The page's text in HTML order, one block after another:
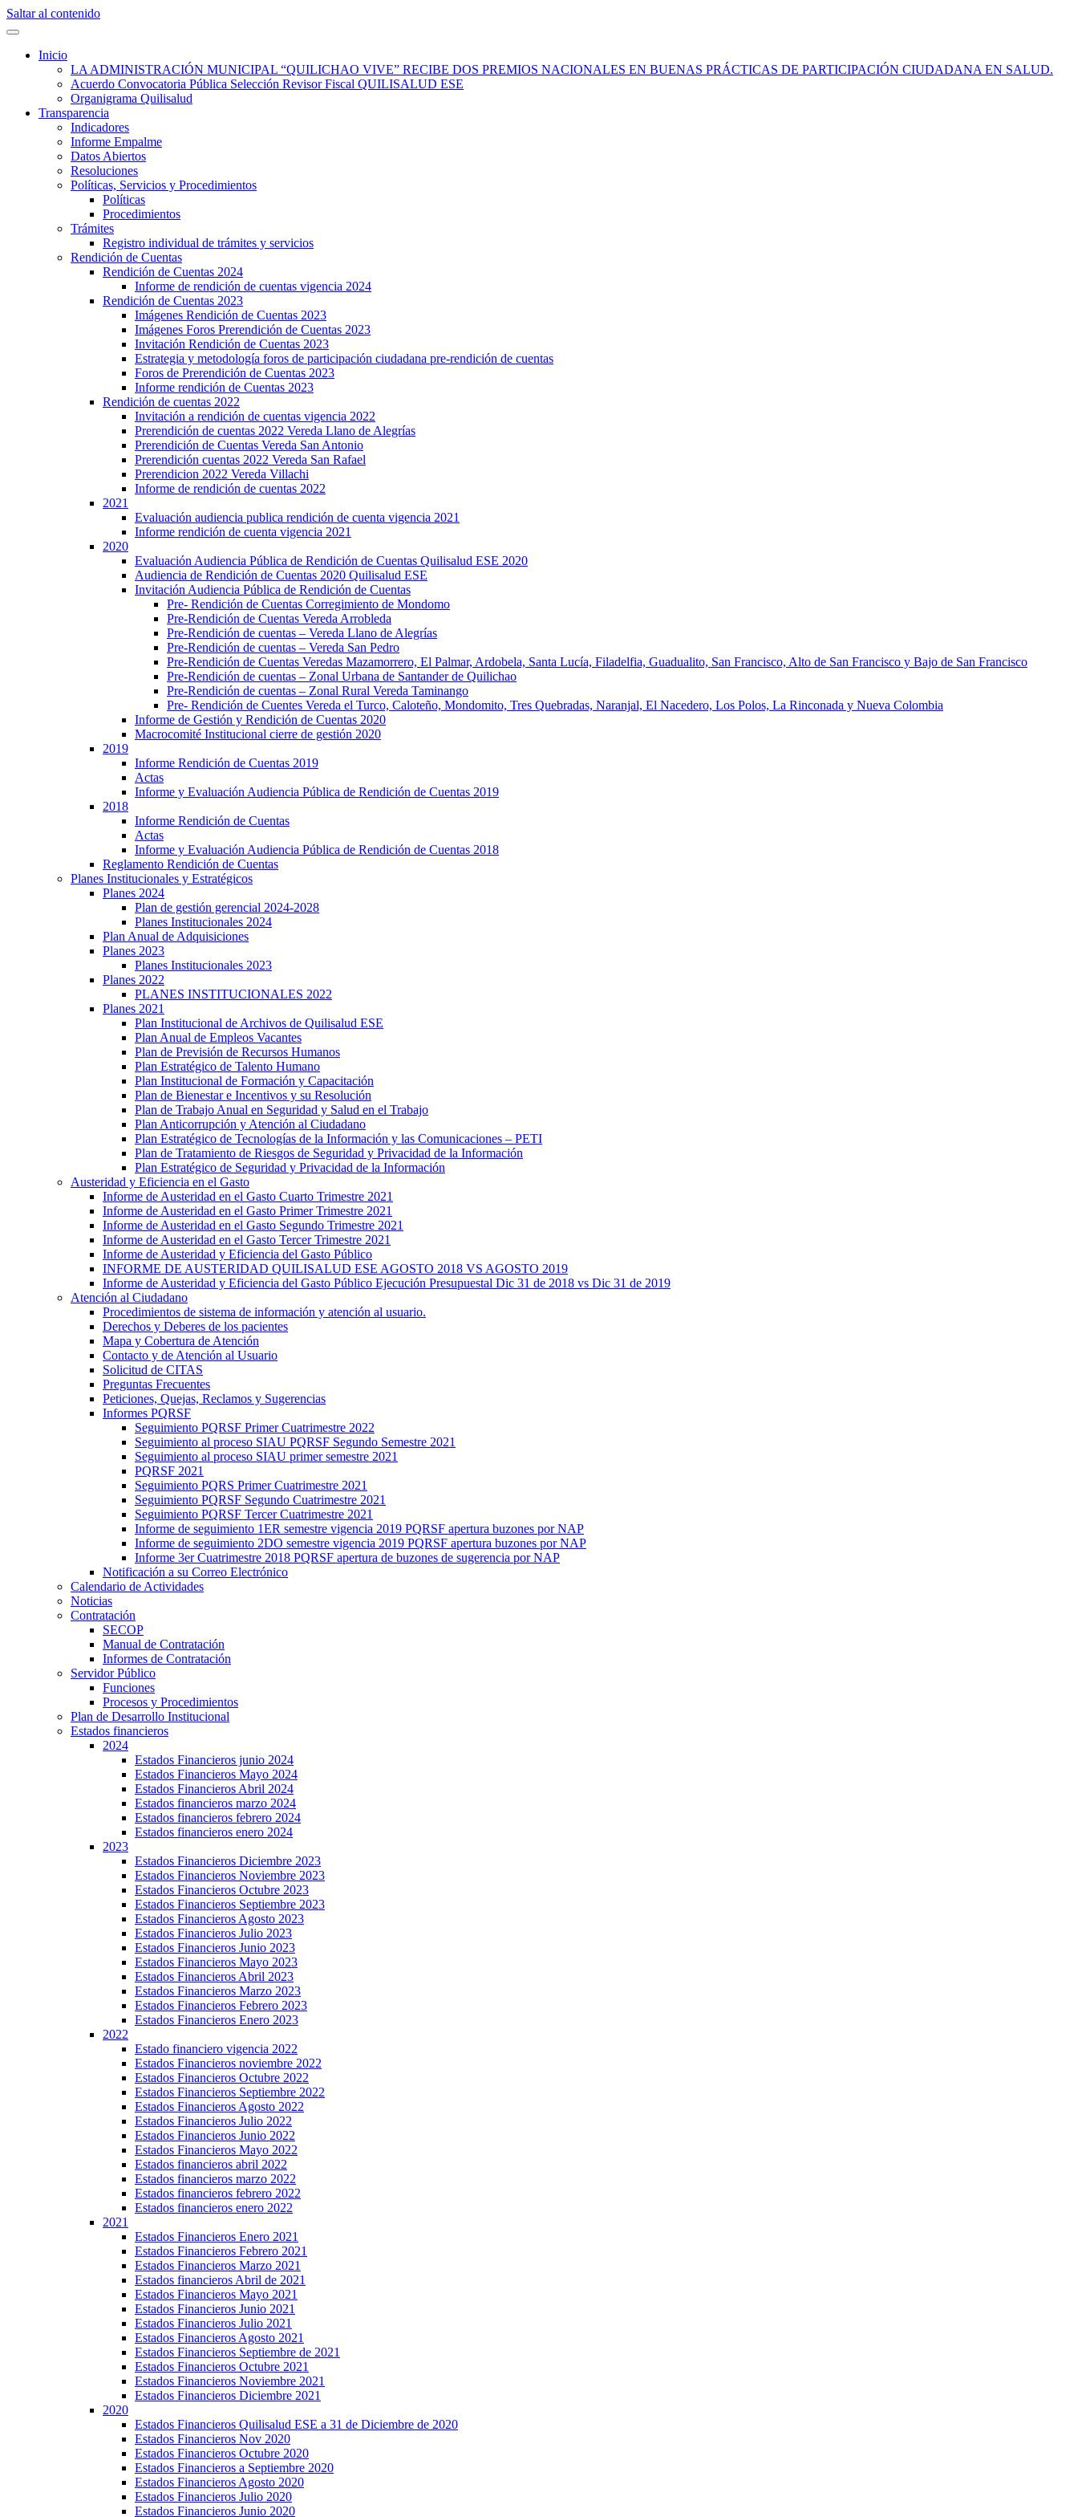
Saltar al contenido
Quilisalud
Inicio
LA ADMINISTRACIÓN MUNICIPAL “QUILICHAO VIVE” RECIBE DOS PREMIOS NACIONALES EN BUENAS PRÁCTICAS DE PARTICIPACIÓN CIUDADANA EN SALUD.
Acuerdo Convocatoria Pública Selección Revisor Fiscal QUILISALUD ESE
Organigrama Quilisalud
Transparencia
Indicadores
Informe Empalme
Datos Abiertos
Resoluciones
Políticas, Servicios y Procedimientos
Políticas
Procedimientos
Trámites
Registro individual de trámites y servicios
Rendición de Cuentas
Rendición de Cuentas 2024
Informe de rendición de cuentas vigencia 2024
Rendición de Cuentas 2023
Imágenes Rendición de Cuentas 2023
Imágenes Foros Prerendición de Cuentas 2023
Invitación Rendición de Cuentas 2023
Estrategia y metodología foros de participación ciudadana pre-rendición de cuentas
Foros de Prerendición de Cuentas 2023
Informe rendición de Cuentas 2023
Rendición de cuentas 2022
Invitación a rendición de cuentas vigencia 2022
Prerendición de cuentas 2022 Vereda Llano de Alegrías
Prerendición de Cuentas Vereda San Antonio
Prerendición cuentas 2022 Vereda San Rafael
Prerendicion 2022 Vereda Villachi
Informe de rendición de cuentas 2022
2021
Evaluación audiencia publica rendición de cuenta vigencia 2021
Informe rendición de cuenta vigencia 2021
2020
Evaluación Audiencia Pública de Rendición de Cuentas Quilisalud ESE 2020
Audiencia de Rendición de Cuentas 2020 Quilisalud ESE
Invitación Audiencia Pública de Rendición de Cuentas
Pre- Rendición de Cuentas Corregimiento de Mondomo
Pre-Rendición de Cuentas Vereda Arrobleda
Pre-Rendición de cuentas – Vereda Llano de Alegrías
Pre-Rendición de cuentas – Vereda San Pedro
Pre-Rendición de Cuentas Veredas Mazamorrero, El Palmar, Ardobela, Santa Lucía, Filadelfia, Guadualito, San Francisco, Alto de San Francisco y Bajo de San Francisco
Pre-Rendición de cuentas – Zonal Urbana de Santander de Quilichao
Pre-Rendición de cuentas – Zonal Rural Vereda Taminango
Pre- Rendición de Cuentes Vereda el Turco, Caloteño, Mondomito, Tres Quebradas, Naranjal, El Nacedero, Los Polos, La Rinconada y Nueva Colombia
Informe de Gestión y Rendición de Cuentas 2020
Macrocomité Institucional cierre de gestión 2020
2019
Informe Rendición de Cuentas 2019
Actas
Informe y Evaluación Audiencia Pública de Rendición de Cuentas 2019
2018
Informe Rendición de Cuentas
Actas
Informe y Evaluación Audiencia Pública de Rendición de Cuentas 2018
Reglamento Rendición de Cuentas
Planes Institucionales y Estratégicos
Planes 2024
Plan de gestión gerencial 2024-2028
Planes Institucionales 2024
Plan Anual de Adquisiciones
Planes 2023
Planes Institucionales 2023
Planes 2022
PLANES INSTITUCIONALES 2022
Planes 2021
Plan Institucional de Archivos de Quilisalud ESE
Plan Anual de Empleos Vacantes
Plan de Previsión de Recursos Humanos
Plan Estratégico de Talento Humano
Plan Institucional de Formación y Capacitación
Plan de Bienestar e Incentivos y su Resolución
Plan de Trabajo Anual en Seguridad y Salud en el Trabajo
Plan Anticorrupción y Atención al Ciudadano
Plan Estratégico de Tecnologías de la Información y las Comunicaciones – PETI
Plan de Tratamiento de Riesgos de Seguridad y Privacidad de la Información
Plan Estratégico de Seguridad y Privacidad de la Información
Austeridad y Eficiencia en el Gasto
Informe de Austeridad en el Gasto Cuarto Trimestre 2021
Informe de Austeridad en el Gasto Primer Trimestre 2021
Informe de Austeridad en el Gasto Segundo Trimestre 2021
Informe de Austeridad en el Gasto Tercer Trimestre 2021
Informe de Austeridad y Eficiencia del Gasto Público
INFORME DE AUSTERIDAD QUILISALUD ESE AGOSTO 2018 VS AGOSTO 2019
Informe de Austeridad y Eficiencia del Gasto Público Ejecución Presupuestal Dic 31 de 2018 vs Dic 31 de 2019
Atención al Ciudadano
Procedimientos de sistema de información y atención al usuario.
Derechos y Deberes de los pacientes
Mapa y Cobertura de Atención
Contacto y de Atención al Usuario
Solicitud de CITAS
Preguntas Frecuentes
Peticiones, Quejas, Reclamos y Sugerencias
Informes PQRSF
Seguimiento PQRSF Primer Cuatrimestre 2022
Seguimiento al proceso SIAU PQRSF Segundo Semestre 2021
Seguimiento al proceso SIAU primer semestre 2021
PQRSF 2021
Seguimiento PQRS Primer Cuatrimestre 2021
Seguimiento PQRSF Segundo Cuatrimestre 2021
Seguimiento PQRSF Tercer Cuatrimestre 2021
Informe de seguimiento 1ER semestre vigencia 2019 PQRSF apertura buzones por NAP
Informe de seguimiento 2DO semestre vigencia 2019 PQRSF apertura buzones por NAP
Informe 3er Cuatrimestre 2018 PQRSF apertura de buzones de sugerencia por NAP
Notificación a su Correo Electrónico
Calendario de Actividades
Noticias
Contratación
SECOP
Manual de Contratación
Informes de Contratación
Servidor Público
Funciones
Procesos y Procedimientos
Plan de Desarrollo Institucional
Estados financieros
2024
Estados Financieros junio 2024
Estados Financieros Mayo 2024
Estados Financieros Abril 2024
Estados financieros marzo 2024
Estados financieros febrero 2024
Estados financieros enero 2024
2023
Estados Financieros Diciembre 2023
Estados Financieros Noviembre 2023
Estados Financieros Octubre 2023
Estados Financieros Septiembre 2023
Estados Financieros Agosto 2023
Estados Financieros Julio 2023
Estados Financieros Junio 2023
Estados Financieros Mayo 2023
Estados Financieros Abril 2023
Estados Financieros Marzo 2023
Estados Financieros Febrero 2023
Estados Financieros Enero 2023
2022
Estado financiero vigencia 2022
Estados Financieros noviembre 2022
Estados Financieros Octubre 2022
Estados Financieros Septiembre 2022
Estados Financieros Agosto 2022
Estados Financieros Julio 2022
Estados Financieros Junio 2022
Estados Financieros Mayo 2022
Estados financieros abril 2022
Estados financieros marzo 2022
Estados financieros febrero 2022
Estados financieros enero 2022
2021
Estados Financieros Enero 2021
Estados Financieros Febrero 2021
Estados Financieros Marzo 2021
Estados financieros Abril de 2021
Estados Financieros Mayo 2021
Estados Financieros Junio 2021
Estados Financieros Julio 2021
Estados Financieros Agosto 2021
Estados Financieros Septiembre de 2021
Estados Financieros Octubre 2021
Estados Financieros Noviembre 2021
Estados Financieros Diciembre 2021
2020
Estados Financieros Quilisalud ESE a 31 de Diciembre de 2020
Estados Financieros Nov 2020
Estados Financieros Octubre 2020
Estados Financieros a Septiembre 2020
Estados Financieros Agosto 2020
Estados Financieros Julio 2020
Estados Financieros Junio 2020